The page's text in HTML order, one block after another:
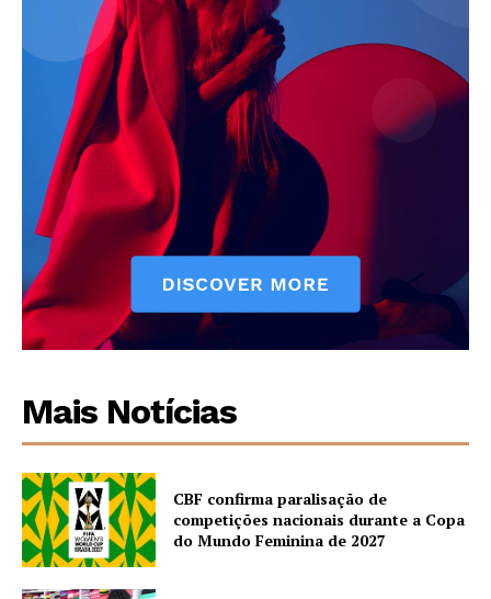
Mais Notícias
CBF confirma paralisação de
competições nacionais durante a Copa
do Mundo Feminina de 2027